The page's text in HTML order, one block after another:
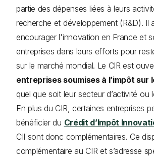
partie des dépenses liées à leurs
recherche et développement (R&D). Il
encourager l'innovation en France et
entreprises dans leurs efforts pour
sur le marché mondial. Le CIR est
entreprises soumises à l’impôt sur
quel que soit leur secteur d’activité ou
En plus du CIR, certaines entreprises
bénéficier du Crédit d’Impôt
CII sont donc complémentaires. Ce
complémentaire au CIR et s’adresse